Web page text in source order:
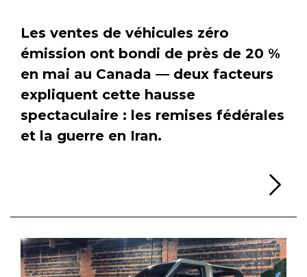
Les ventes de véhicules zéro
émission ont bondi de près de 20 %
en mai au Canada — deux facteurs
expliquent cette hausse
spectaculaire : les remises fédérales
et la guerre en Iran.